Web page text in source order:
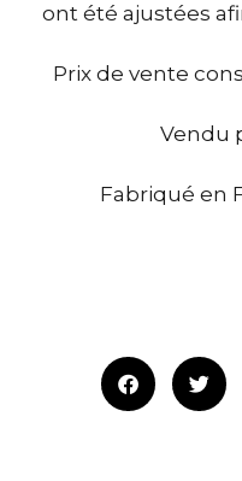
ont été ajustées
Prix de vente
Vendu
Fabriqué en